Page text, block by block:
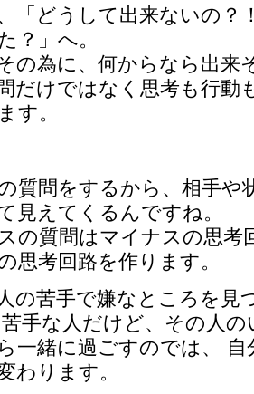
「どうして出来ないの？
？」へ。
の為に、何からなら出来
だけではなく思考も行動
す。
質問をするから、相手や
見えてくるんですね。
の質問はマイナスの思考
思考回路を作ります。
の苦手で嫌なところを見
手な人だけど、その人
一緒に過ごすのでは、
わります。